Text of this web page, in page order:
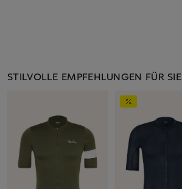
STILVOLLE EMPFEHLUNGEN FÜR SIE